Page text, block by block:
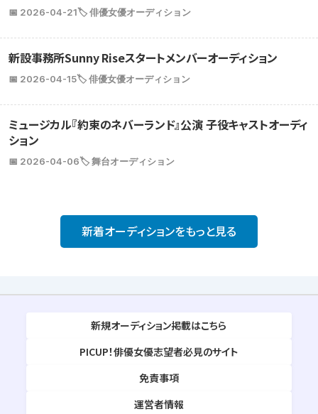
📅 2026-04-21🏷️ 俳優女優オーディション
新設事務所Sunny Riseスタートメンバーオーディション
📅 2026-04-15🏷️ 俳優女優オーディション
ミュージカル『約束のネバーランド』公演 子役キャストオーディ
ション
📅 2026-04-06🏷️ 舞台オーディション
新着オーディションをもっと見る
新規オーディション掲載はこちら
PICUP！俳優女優志望者必見のサイト
免責事項
運営者情報